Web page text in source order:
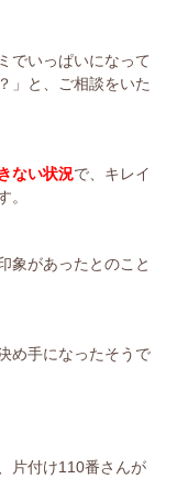
でいっぱいになって
」と、ご相談をいた
ない状況で、キレイ
。
象があったとのこと
め手になったそうで
片付け110番さんが